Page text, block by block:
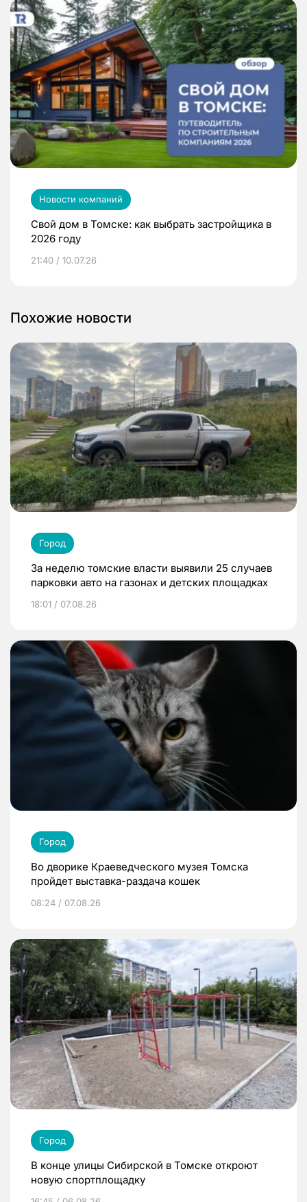
Новости компаний
Свой дом в Томске: как выбрать застройщика в
2026 году
21:40 / 10.07.26
Похожие новости
Город
За неделю томские власти выявили 25 случаев
парковки авто на газонах и детских площадках
18:01 / 07.08.26
Город
Во дворике Краеведческого музея Томска
пройдет выставка-раздача кошек
08:24 / 07.08.26
Город
В конце улицы Сибирской в Томске откроют
новую спортплощадку